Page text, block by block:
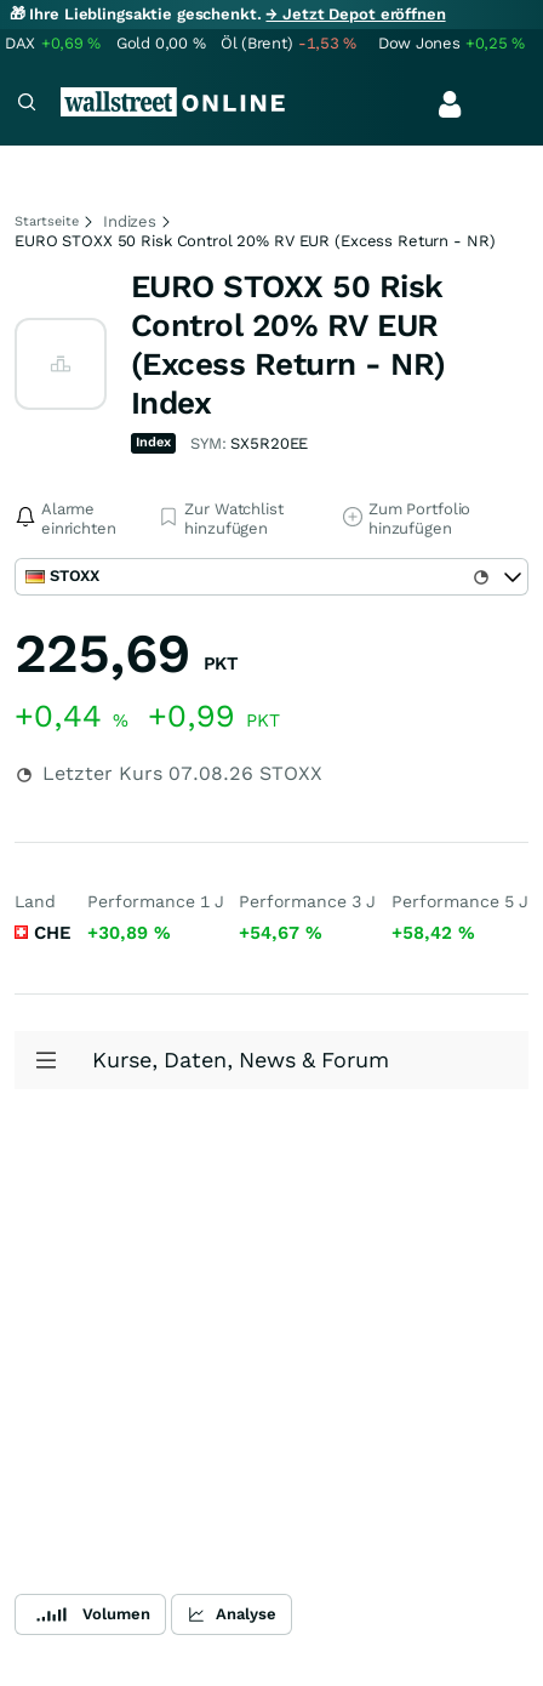
🎁 Ihre Lieblingsaktie geschenkt.→ Jetzt Depot eröffnen
DAX +0,69% Gold 0,00 % Öl (Brent) -1,53% Dow Jones +0,25%
Startseite
Indizes
EURO STOXX 50 Risk Control 20% RV EUR (Excess Return - NR)
EURO STOXX 50 Risk
Control 20% RV EUR
(Excess Return - NR)
Index
Index SYM:SX5R20EE
Alarme
einrichten
Zur Watchlist
hinzufügen
Zum Portfolio
hinzufügen
STOXX
225,69 PKT
+0,44 % +0,99 PKT
Letzter Kurs 07.08.26 STOXX
Land
CHE
Performance 1 J
+30,89 %
Performance 3 J
+54,67%
Performance 5 J
+58,42 %
Kurse, Daten, News & Forum
Volumen Analyse